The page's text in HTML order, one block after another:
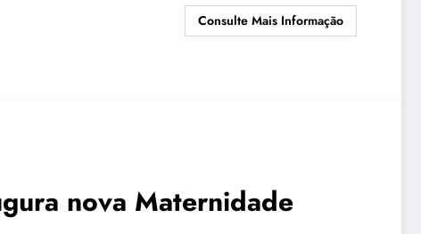
Consulte Mais Informação
nova Maternidade